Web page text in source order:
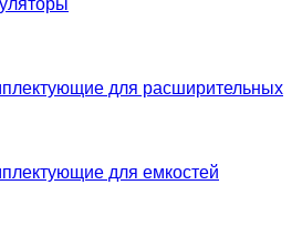
для расширительных
для емкостей